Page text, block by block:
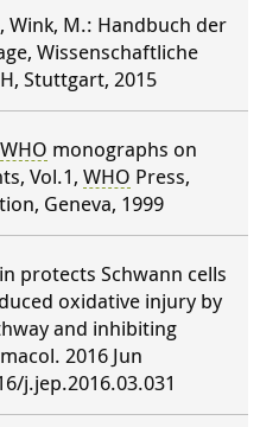
Wink, M.: Handbuch der
Wissenschaftliche
Stuttgart, 2015
WHO monographs on
Vol.1, WHO Press,
Geneva, 1999
protects Schwann cells
oxidative injury by
and inhibiting
2016 Jun
j.jep.2016.03.031